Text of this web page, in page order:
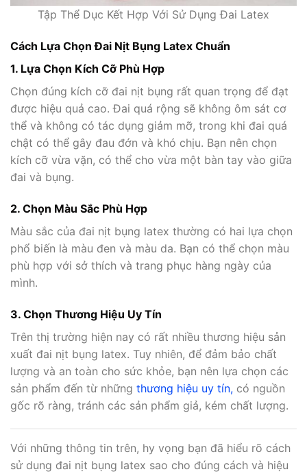
Tập Thể Dục Kết Hợp Với Sử Dụng Đai Latex
Cách Lựa Chọn Đai Nịt Bụng Latex Chuẩn
1. Lựa Chọn Kích Cỡ Phù Hợp
Chọn đúng kích cỡ đai nịt bụng rất quan trọng để đạt
được hiệu quả cao. Đai quá rộng sẽ không ôm sát cơ
thể và không có tác dụng giảm mỡ, trong khi đai quá
chật có thể gây đau đớn và khó chịu. Bạn nên chọn
kích cỡ vừa vặn, có thể cho vừa một bàn tay vào giữa
đai và bụng.
2. Chọn Màu Sắc Phù Hợp
Màu sắc của đai nịt bụng latex thường có hai lựa chọn
phổ biến là màu đen và màu da. Bạn có thể chọn màu
phù hợp với sở thích và trang phục hàng ngày của
mình.
3. Chọn Thương Hiệu Uy Tín
Trên thị trường hiện nay có rất nhiều thương hiệu sản
xuất đai nịt bụng latex. Tuy nhiên, để đảm bảo chất
lượng và an toàn cho sức khỏe, bạn nên lựa chọn các
sản phẩm đến từ những thương hiệu uy tín, có nguồn
gốc rõ ràng, tránh các sản phẩm giả, kém chất lượng.
Với những thông tin trên, hy vọng bạn đã hiểu rõ cách
sử dụng đai nịt bụng latex sao cho đúng cách và hiệu